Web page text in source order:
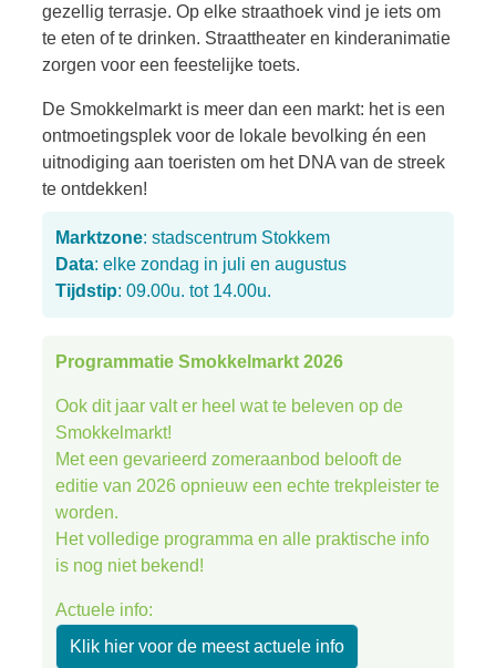
gezellig terrasje. Op elke straathoek vind je iets om
te eten of te drinken. Straattheater en kinderanimatie
zorgen voor een feestelijke toets.
De Smokkelmarkt is meer dan een markt: het is een
ontmoetingsplek voor de lokale bevolking én een
uitnodiging aan toeristen om het DNA van de streek
te ontdekken!
Marktzone: stadscentrum Stokkem
Data: elke zondag in juli en augustus
Tijdstip: 09.00u. tot 14.00u.
Programmatie Smokkelmarkt 2026
Ook dit jaar valt er heel wat te beleven op de
Smokkelmarkt!
Met een gevarieerd zomeraanbod belooft de
editie van 2026 opnieuw een echte trekpleister te
worden.
Het volledige programma en alle praktische info
is nog niet bekend!
Actuele info:
Klik hier voor de meest actuele info